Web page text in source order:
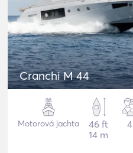
Cranchi M 44
Motorová jachta
46 ft
14 m
4